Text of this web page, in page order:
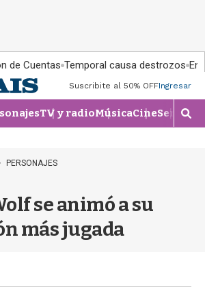
de Cuentas Temporal causa destrozos En
Suscribite al 50% OFFIngresar
TV y radioMúsicaCineSeries
M
o
e
PERSONAJES
se animó a su
más jugada